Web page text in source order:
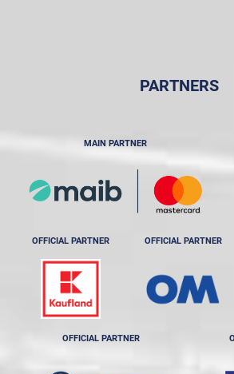
PARTNERS
MAIN PARTNER
OFFICIAL PARTNER OFFICIAL PARTNER
OFFICIAL PARTNER